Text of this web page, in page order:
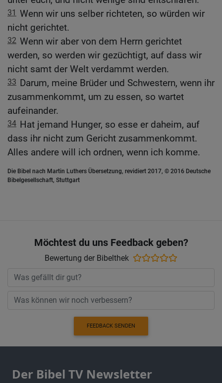
31 Wenn wir uns selber richteten, so würden wir
nicht gerichtet.
32 Wenn wir aber von dem Herrn gerichtet
werden, so werden wir gezüchtigt, auf dass wir
nicht samt der Welt verdammt werden.
33 Darum, meine Brüder und Schwestern, wenn ihr
zusammenkommt, um zu essen, so wartet
aufeinander.
34 Hat jemand Hunger, so esse er daheim, auf
dass ihr nicht zum Gericht zusammenkommt.
Alles andere will ich ordnen, wenn ich komme.
Die Bibel nach Martin Luthers Übersetzung, revidiert 2017, © 2016 Deutsche
Bibelgesellschaft, Stuttgart
Möchtest du uns Feedback geben?
Bewertung der Bibelthek
FEEDBACK SENDEN
Der Bibel TV Newsletter